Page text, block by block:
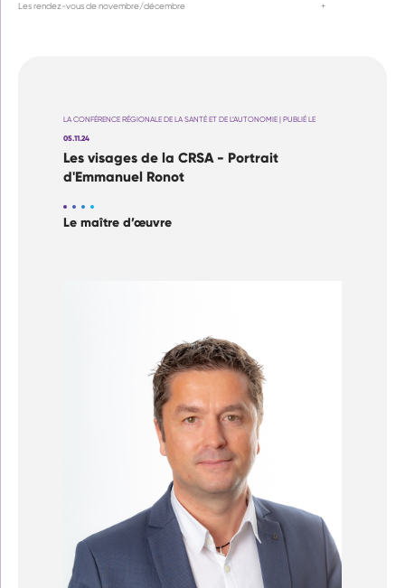
LA CONFÉRENCE RÉGIONALE DE LA SANTÉ ET DE L’AUTONOMIE | PUBLIÉ LE
05.11.24
Les visages de la CRSA - Portrait
d'Emmanuel Ronot
Le maître d’œuvre
Les rendez-vous de novembre/décembre +